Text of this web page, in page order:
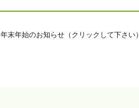
年末年始のお知らせ（クリックして下さい）